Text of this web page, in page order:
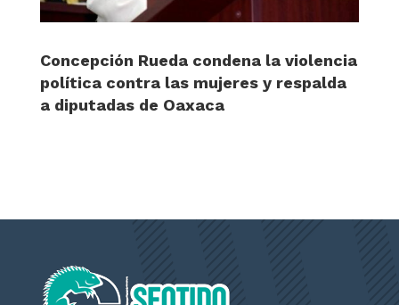
Concepción Rueda condena la violencia
política contra las mujeres y respalda
a diputadas de Oaxaca